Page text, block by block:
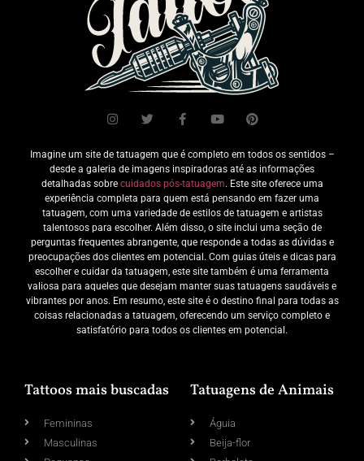
Imagine um site de tatuagem que é completo em todos os sentidos –
desde a galeria de imagens inspiradoras até as informações
detalhadas sobre cuidados pós-tatuagem. Este site oferece uma
experiência completa para quem está pensando em fazer uma
tatuagem, com uma variedade de estilos de tatuagem e artistas
talentosos para escolher. Além disso, o site inclui uma seção de
perguntas frequentes abrangente, que responde a todas as dúvidas e
preocupações dos clientes em potencial. Com guias úteis e dicas para
escolher e cuidar da tatuagem, este site também é uma ferramenta
valiosa para aqueles que desejam manter suas tatuagens saudáveis e
vibrantes por anos. Em resumo, este site é o destino final para todas as
coisas relacionadas a tatuagem, oferecendo um serviço completo e
satisfatório para todos os clientes em potencial.
Tattoos mais buscadas
Femininas
Masculinas
Tatuagens de Animais
Águia
Beija-flor